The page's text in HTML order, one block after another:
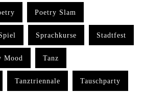
Poetry Slam
Sprachkurse Stadtfest
Mood Tanz
Tanztriennale Tauschparty